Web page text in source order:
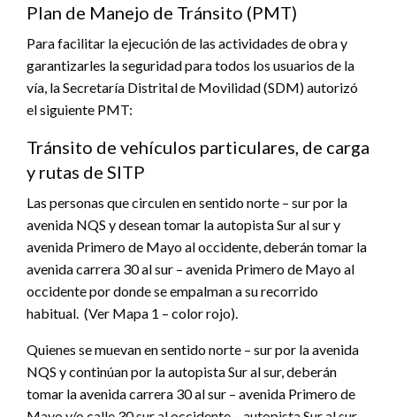
Plan de Manejo de Tránsito (PMT)
Para facilitar la ejecución de las actividades de obra y
garantizarles la seguridad para todos los usuarios de la
vía, la Secretaría Distrital de Movilidad (SDM) autorizó
el siguiente PMT:
Tránsito de vehículos particulares, de carga
y rutas de SITP
Las personas que circulen en sentido norte – sur por la
avenida NQS y desean tomar la autopista Sur al sur y
avenida Primero de Mayo al occidente, deberán tomar la
avenida carrera 30 al sur – avenida Primero de Mayo al
occidente por donde se empalman a su recorrido
habitual. (Ver Mapa 1 – color rojo).
Quienes se muevan en sentido norte – sur por la avenida
NQS y continúan por la autopista Sur al sur, deberán
tomar la avenida carrera 30 al sur – avenida Primero de